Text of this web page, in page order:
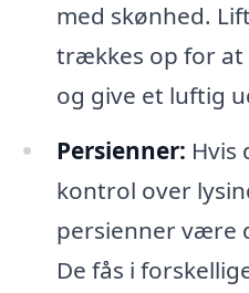
med skønhed.
trækkes op for at
og give et luftig
Persienner: Hvis
kontrol over
persienner være
De fås i